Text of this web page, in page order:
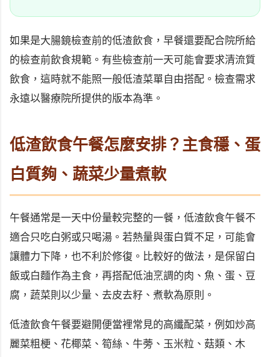
如果是大腸鏡檢查前的低渣飲食，早餐還要配合院所給
的檢查前飲食規範。有些檢查前一天可能會要求清流質
飲食，這時就不能照一般低渣菜單自由搭配。檢查需求
永遠以醫療院所提供的版本為準。
低渣飲食午餐怎麼安排？主食穩、蛋
白質夠、蔬菜少量煮軟
午餐通常是一天中份量較完整的一餐，低渣飲食午餐不
適合只吃白粥或只喝湯。若熱量與蛋白質不足，可能會
讓體力下降，也不利於修復。比較好的做法，是保留白
飯或白麵作為主食，再搭配低油烹調的肉、魚、蛋、豆
腐，蔬菜則以少量、去皮去籽、煮軟為原則。
低渣飲食午餐要避開便當裡常見的高纖配菜，例如炒高
麗菜粗梗、花椰菜、筍絲、牛蒡、玉米粒、菇類、木